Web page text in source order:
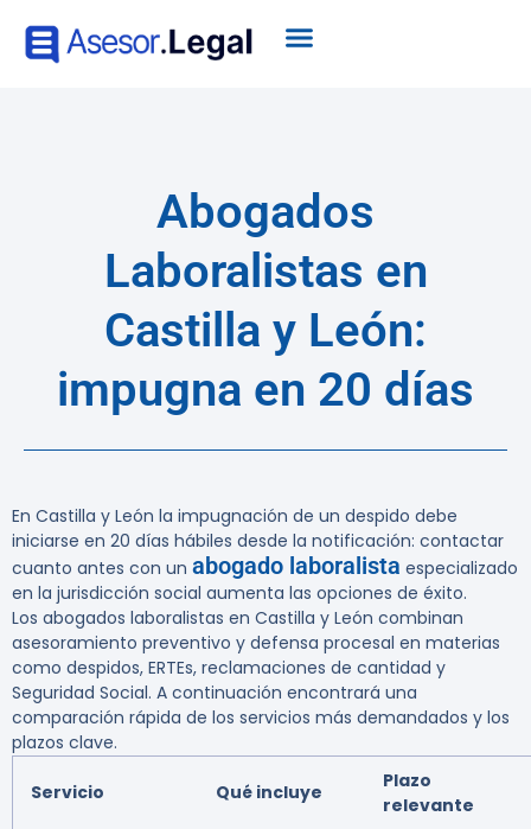
Abogados
Laboralistas en
Castilla y León:
impugna en 20 días
En Castilla y León la impugnación de un despido debe
iniciarse en 20 días hábiles desde la notificación: contactar
cuanto antes con un abogado laboralista especializado
en la jurisdicción social aumenta las opciones de éxito.
Los abogados laboralistas en Castilla y León combinan
asesoramiento preventivo y defensa procesal en materias
como despidos, ERTEs, reclamaciones de cantidad y
Seguridad Social. A continuación encontrará una
comparación rápida de los servicios más demandados y los
plazos clave.
Servicio Qué incluye
Plazo
relevante